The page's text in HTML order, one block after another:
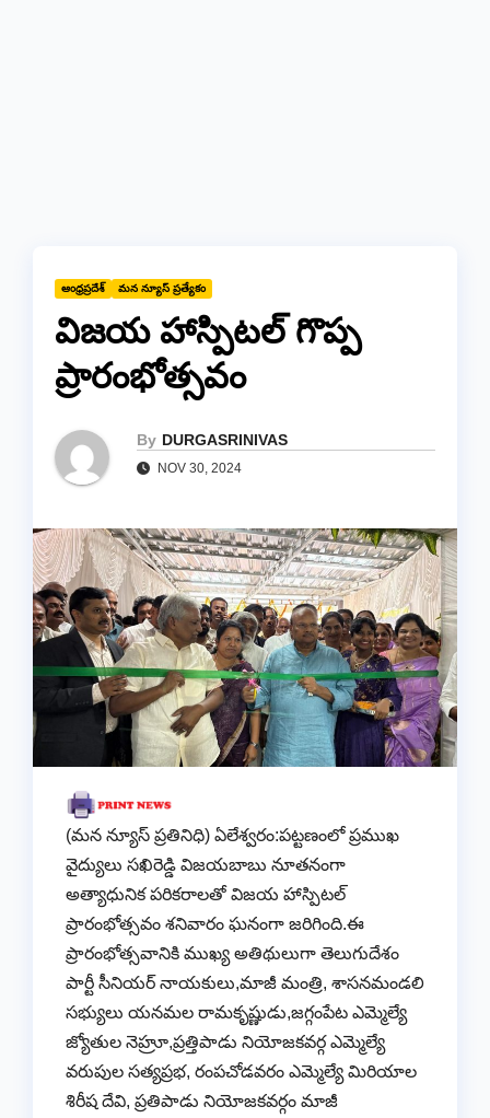
ఆంధ్రప్రదేశ్ మన న్యూస్ ప్రత్యేకం
విజయ హాస్పిటల్ గొప్ప
ప్రారంభోత్సవం
By DURGASRINIVAS
NOV 30, 2024
(మన న్యూస్ ప్రతినిధి) ఏలేశ్వరం:పట్టణంలో ప్రముఖ
వైద్యులు సఖిరెడ్డి విజయబాబు నూతనంగా
అత్యాధునిక పరికరాలతో విజయ హాస్పిటల్
ప్రారంభోత్సవం శనివారం ఘనంగా జరిగింది.ఈ
ప్రారంభోత్సవానికి ముఖ్య అతిథులుగా తెలుగుదేశం
పార్టీ సీనియర్ నాయకులు,మాజీ మంత్రి, శాసనమండలి
సభ్యులు యనమల రామకృష్ణుడు,జగ్గంపేట ఎమ్మెల్యే
జ్యోతుల నెహ్రూ,ప్రత్తిపాడు నియోజకవర్గ ఎమ్మెల్యే
వరుపుల సత్యప్రభ, రంపచోడవరం ఎమ్మెల్యే మిరియాల
శిరీష దేవి, ప్రతిపాడు నియోజకవర్గం మాజీ